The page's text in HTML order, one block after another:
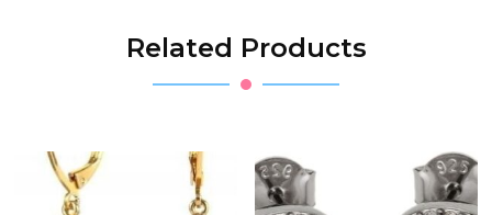
Related Products